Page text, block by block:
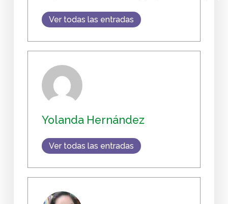
Ver todas las entradas
Yolanda Hernández
Ver todas las entradas